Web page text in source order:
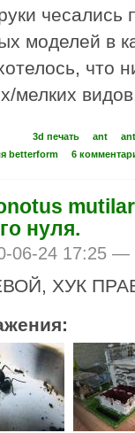
чесались
моделей в
что
мелких
3d печать ant
betterform
6
нуля.
06-24 17:25 —
ХУК